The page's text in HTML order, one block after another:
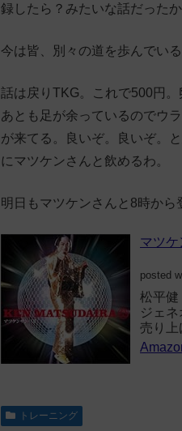
録したら？みたいな話だったか
今は皆、別々の道を歩んでいる
話は戻りTKG。これで500円
あとも足が余っているのでウ
が来てる。良いぞ。良いぞ。
にマツケンさんと飲めるわ。
明日もマツケンさんと8時から
マツケ
posted
松平健
ジェ
売り上
トレーニング